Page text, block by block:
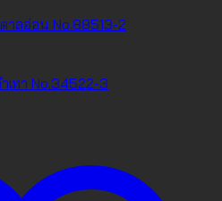
ตาลอ่อน No.88513-2